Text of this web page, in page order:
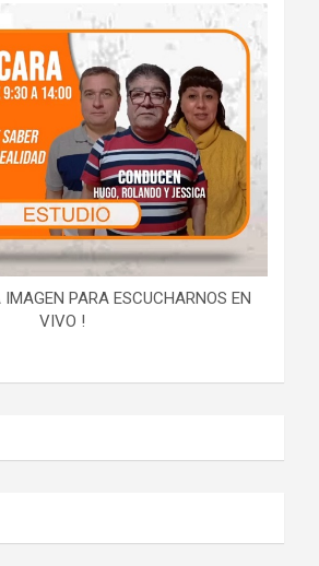
PARA ESCUCHARNOS EN
VIVO !